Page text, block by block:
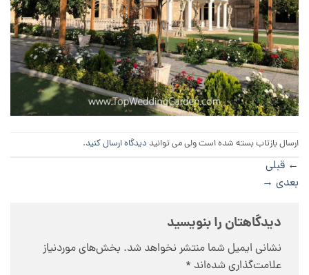
ارسال بازتاب بسته شده است ولی می توانید دیدگاه ارسال کنید.
← قبلی
بعدی →
دیدگاهتان را بنویسید
نشانی ایمیل شما منتشر نخواهد شد. بخش‌های موردنیاز
علامت‌گذاری شده‌اند *